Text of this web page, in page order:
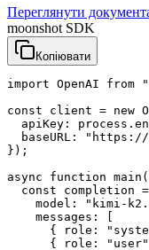
Переглянути
moonshot SDK
Копіювати
import OpenAI from
const client = new
apiKey:
baseURL:
});
async function
const completion
model: "kimi-
    messages: [
{ role:
{ role: